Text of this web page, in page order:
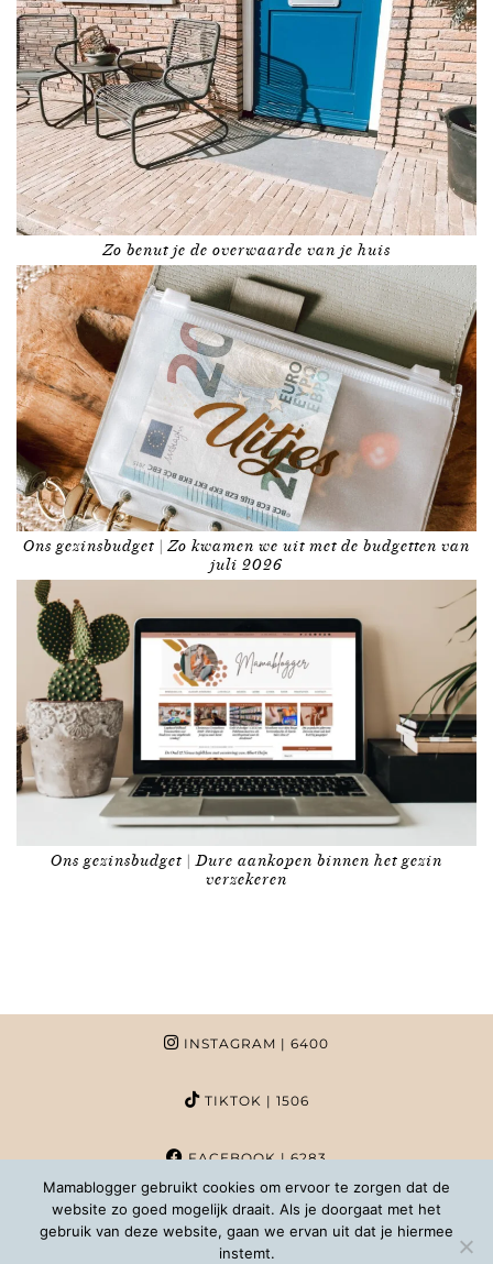
Zo benut je de overwaarde van je huis
Ons gezinsbudget | Zo kwamen we uit met de budgetten van
juli 2026
Ons gezinsbudget | Dure aankopen binnen het gezin
verzekeren
INSTAGRAM | 6400
TIKTOK | 1506
FACEBOOK| 6283
PINTEREST | 1020
Mamablogger gebruikt cookies om ervoor te zorgen dat de
website zo goed mogelijk draait. Als je doorgaat met het
gebruik van deze website, gaan we ervan uit dat je hiermee
instemt.